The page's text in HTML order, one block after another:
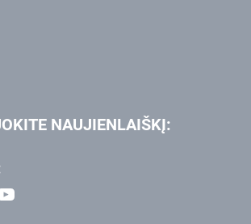
NAUJIENLAIŠKĮ: